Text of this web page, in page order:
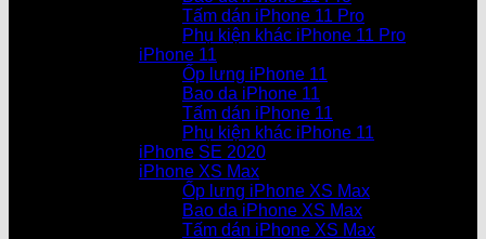
Tấm dán iPhone 11 Pro
Phụ kiện khác iPhone 11 Pro
iPhone 11
Ốp lưng iPhone 11
Bao da iPhone 11
Tấm dán iPhone 11
Phụ kiện khác iPhone 11
iPhone SE 2020
iPhone XS Max
Ốp lưng iPhone XS Max
Bao da iPhone XS Max
Tấm dán iPhone XS Max